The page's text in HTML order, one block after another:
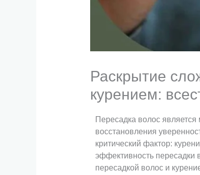
Раскрытие
курением:
Пересадка волос
восстановления
критический фактор:
эффективность пересадки
пересадкой волос и